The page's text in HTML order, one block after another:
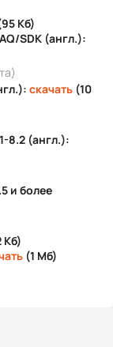
Кб)
SDK (англ.):
скачать (10
8.2 (англ.):
и более
Кб)
(1 Мб)